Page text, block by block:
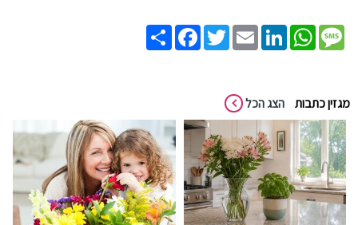
Share
FacebookTwitterEmail
LinkedIn
WhatsAppMessage
מגזין כתבות הצג הכל